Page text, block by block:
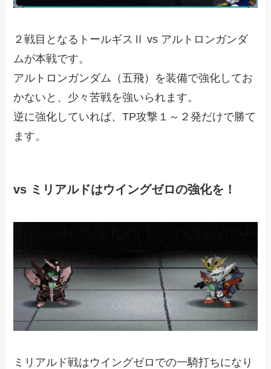
２戦目となるトールギスⅡ vs アルトロンガンダ
ムが本戦です。
アルトロンガンダム（五飛）を装備で強化してお
かないと、少々苦戦を強いられます。
逆に強化していれば、TP攻撃１～２発だけで勝て
ます。
vs ミリアルドはウイングゼロの強化を！
ミリアルド戦はウイングゼロでの一騎打ちになり